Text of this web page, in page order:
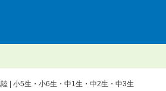
| 小5生・小6生・中1生・中2生・中3生